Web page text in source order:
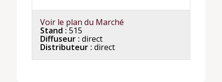
Voir le plan du Marché
Stand : 515
Diffuseur : direct
Distributeur : direct